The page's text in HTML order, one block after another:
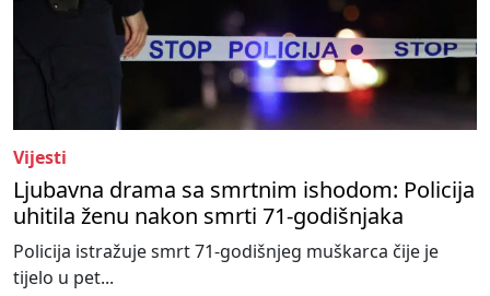
Vijesti
Ljubavna drama sa smrtnim ishodom: Policija
uhitila ženu nakon smrti 71-godišnjaka
Policija istražuje smrt 71-godišnjeg muškarca čije je
tijelo u pet...